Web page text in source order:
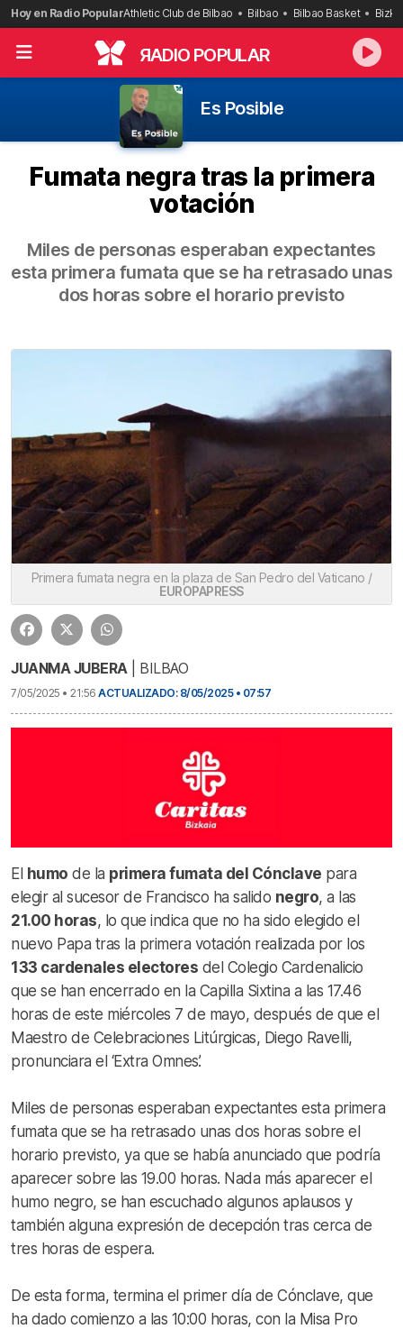
Saltar
al
contenido
Hoy en Radio PopularAthletic Club de Bilbao Bilbao Bilbao Basket
RADIO POPULAR
Es Posible
Fumata negra tras la primera
votación
Miles de personas esperaban expectantes
esta primera fumata que se ha retrasado unas
dos horas sobre el horario previsto
Primera fumata negra en la plaza de San Pedro del Vaticano /
EUROPAPRESS
JUANMA JUBERA| BILBAO
7/05/2025 • 21:56 ACTUALIZADO: 8/05/2025 • 07:57
El humo de la primera fumata del Cónclave para
elegir al sucesor de Francisco ha salido negro, a las
21.00 horas, lo que indica que no ha sido elegido el
nuevo Papa tras la primera votación realizada por los
133 cardenales electores del Colegio Cardenalicio
que se han encerrado en la Capilla Sixtina a las 17.46
horas de este miércoles 7 de mayo, después de que el
Maestro de Celebraciones Litúrgicas, Diego Ravelli,
pronunciara el ‘Extra Omnes’.
Miles de personas esperaban expectantes esta primera
fumata que se ha retrasado unas dos horas sobre el
horario previsto, ya que se había anunciado que podría
aparecer sobre las 19.00 horas. Nada más aparecer el
humo negro, se han escuchado algunos aplausos y
también alguna expresión de decepción tras cerca de
tres horas de espera.
De esta forma, termina el primer día de Cónclave, que
ha dado comienzo a las 10:00 horas, con la Misa Pro